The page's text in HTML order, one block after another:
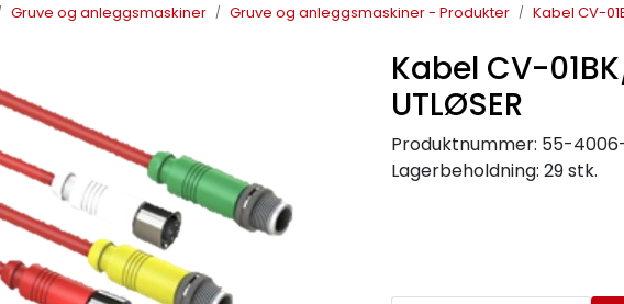
Gruve og anleggsmaskiner Gruve og anleggsmaskiner - Produkter Kabel CV-
Kabel CV-
UTLØSER
Produktnummer: 55-
Lagerbeholdning: 29 stk.